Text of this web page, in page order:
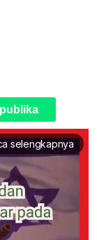
selengkapnya